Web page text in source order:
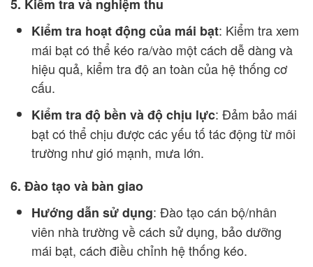
5. Kiểm tra và nghiệm thu
Kiểm tra hoạt động của mái bạt: Kiểm tra xem
mái bạt có thể kéo ra/vào một cách dễ dàng và
hiệu quả, kiểm tra độ an toàn của hệ thống cơ
cấu.
Kiểm tra độ bền và độ chịu lực: Đảm bảo mái
bạt có thể chịu được các yếu tố tác động từ môi
trường như gió mạnh, mưa lớn.
6. Đào tạo và bàn giao
Hướng dẫn sử dụng: Đào tạo cán bộ/nhân
viên nhà trường về cách sử dụng, bảo dưỡng
mái bạt, cách điều chỉnh hệ thống kéo.